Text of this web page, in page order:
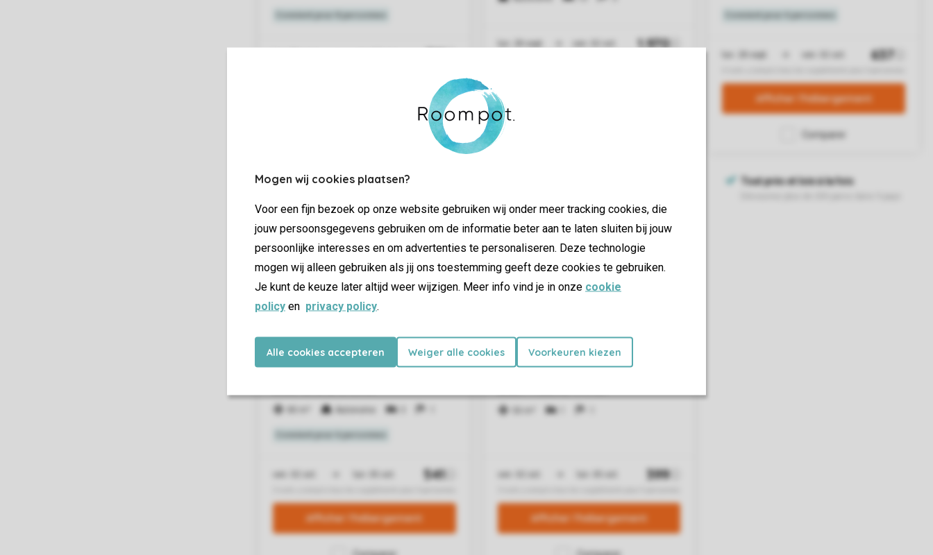
Mogen wij cookies plaatsen?
Voor een fijn bezoek op onze website gebruiken wij onder meer tracking cookies, die
jouw persoonsgegevens gebruiken om de informatie beter aan te laten sluiten bij jouw
persoonlijke interesses en om advertenties te personaliseren. Deze technologie
mogen wij alleen gebruiken als jij ons toestemming geeft deze cookies te gebruiken.
Je kunt de keuze later altijd weer wijzigen. Meer info vind je in onze cookie
policy en privacy policy.
Alle cookies accepteren Weiger alle cookies Voorkeuren kiezen